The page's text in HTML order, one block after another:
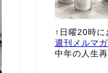
↑日曜20時に
週刊メルマ
中年の人生